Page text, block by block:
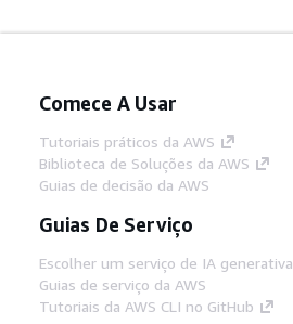
Comece A Usar
Tutoriais práticos da AWS
Biblioteca de Soluções da AWS
Guias de decisão da AWS
Guias De Serviço
Escolher um serviço de IA generativa
Guias de serviço da AWS
Tutoriais da AWS CLI no GitHub